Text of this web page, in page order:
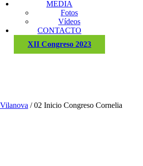
MEDIA
Fotos
Vídeos
CONTACTO
XII Congreso 2023
/ 02 Inicio Congreso Cornelia